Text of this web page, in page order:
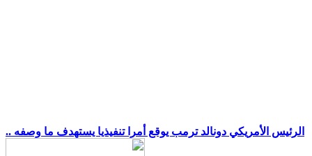
.. الرئيس الأمريكي دونالد ترمب يوقع أمرا تنفيذيا يستهدف ما وصفه